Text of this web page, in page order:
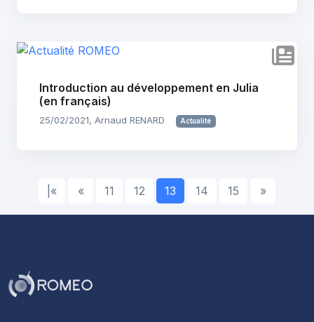
Introduction au développement en Julia
(en français)
25/02/2021, Arnaud RENARD Actualité
|« « 11 12 13 14 15 »